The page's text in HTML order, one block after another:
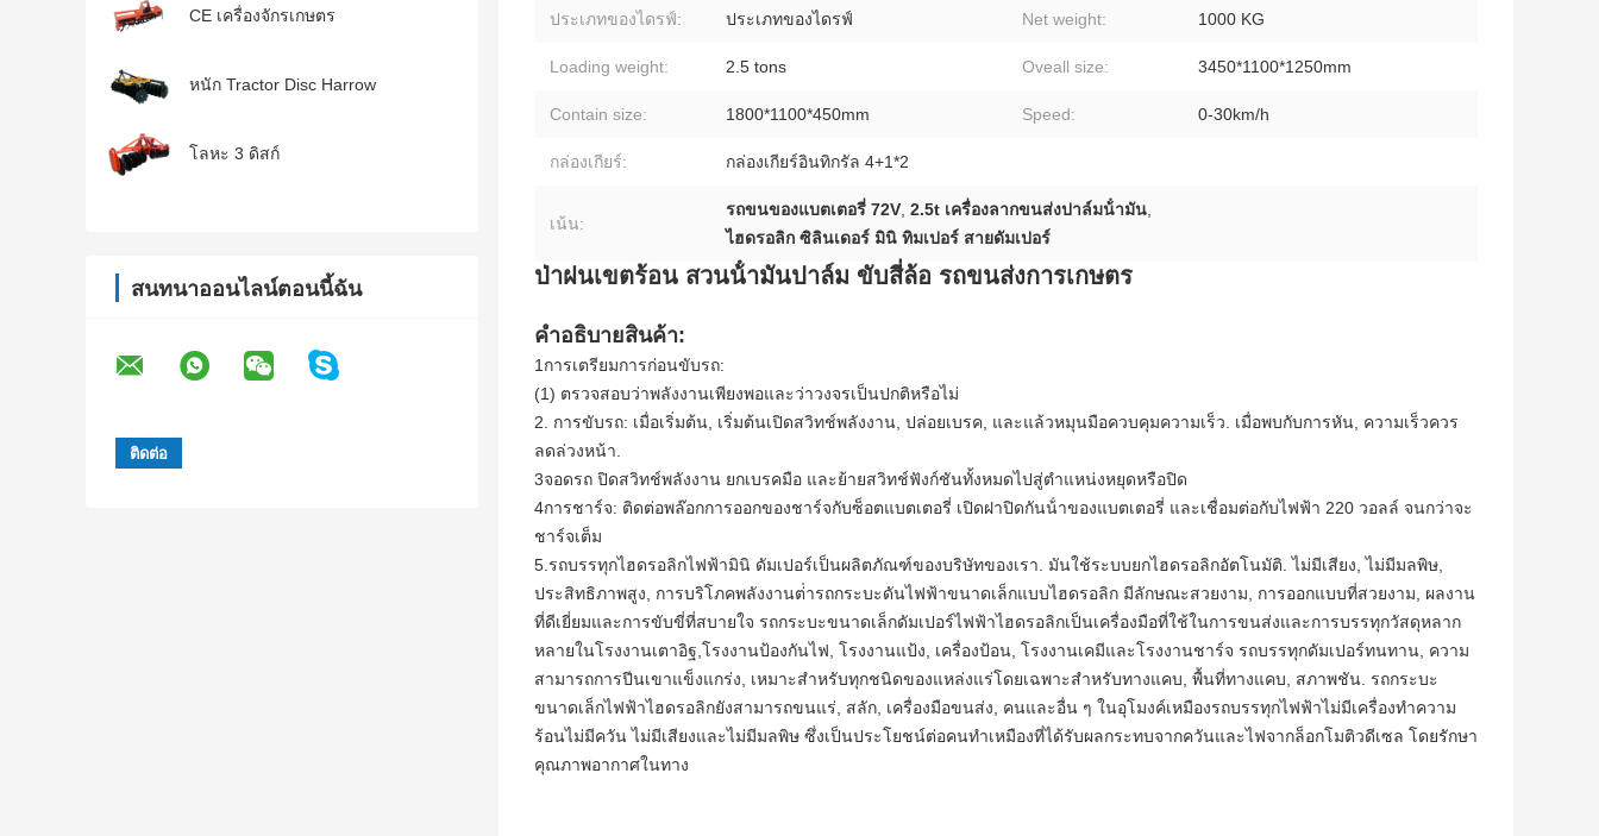
CE เครื่องจักรเกษตร
หนัก Tractor Disc Harrow
โลหะ 3 ดิสก์
สนทนาออนไลน์ตอนนี้ฉัน
ประเภทของไดรฟ์: ประเภทของไดรฟ์ Net weight: 1000 KG
Loading weight: 2.5 tons Oveall size: 3450*1100*1250mm
Contain size: 1800*1100*450mm Speed: 0-30km/h
กล่องเกียร์: กล่องเกียร์อินทิกรัล 4+1*2
เน้น:
รถขนของแบตเตอรี่ 72V, 2.5t เครื่องลากขนส่งปาล์มน้ํามัน,
ไฮดรอลิก ซิลินเดอร์ มินิ ทิมเปอร์ สายดัมเปอร์
ป่าฝนเขตร้อน สวนน้ํามันปาล์ม ขับสี่ล้อ รถขนส่งการเกษตร
คําอธิบายสินค้า:
1การเตรียมการก่อนขับรถ:
(1) ตรวจสอบว่าพลังงานเพียงพอและว่าวงจรเป็นปกติหรือไม่
2. การขับรถ: เมื่อเริ่มต้น, เริ่มต้นเปิดสวิทช์พลังงาน, ปล่อยเบรค, และแล้วหมุนมือควบคุมความเร็ว. เมื่อพบกับการหัน, ความเร็วควร
ลดล่วงหน้า.
3จอดรถ ปิดสวิทช์พลังงาน ยกเบรคมือ และย้ายสวิทช์ฟังก์ชันทั้งหมดไปสู่ตําแหน่งหยุดหรือปิด
4การชาร์จ: ติดต่อพล๊อกการออกของชาร์จกับซ็อตแบตเตอรี่ เปิดฝาปิดกันน้ําของแบตเตอรี่ และเชื่อมต่อกับไฟฟ้า 220 วอลล์ จนกว่าจะ
ชาร์จเต็ม
5.รถบรรทุกไฮดรอลิกไฟฟ้ามินิ ดัมเปอร์เป็นผลิตภัณฑ์ของบริษัทของเรา. มันใช้ระบบยกไฮดรอลิกอัตโนมัติ. ไม่มีเสียง, ไม่มีมลพิษ,
ประสิทธิภาพสูง, การบริโภคพลังงานต่ํารถกระบะดันไฟฟ้าขนาดเล็กแบบไฮดรอลิก มีลักษณะสวยงาม, การออกแบบที่สวยงาม, ผลงาน
ที่ดีเยี่ยมและการขับขี่ที่สบายใจ รถกระบะขนาดเล็กดัมเปอร์ไฟฟ้าไฮดรอลิกเป็นเครื่องมือที่ใช้ในการขนส่งและการบรรทุกวัสดุหลาก
หลายในโรงงานเตาอิฐ,โรงงานป้องกันไฟ, โรงงานแป้ง, เครื่องป้อน, โรงงานเคมีและโรงงานชาร์จ รถบรรทุกดัมเปอร์ทนทาน, ความ
สามารถการปีนเขาแข็งแกร่ง, เหมาะสําหรับทุกชนิดของแหล่งแร่โดยเฉพาะสําหรับทางแคบ, พื้นที่ทางแคบ, สภาพชัน. รถกระบะ
ขนาดเล็กไฟฟ้าไฮดรอลิกยังสามารถขนแร่, สลัก, เครื่องมือขนส่ง, คนและอื่น ๆ ในอุโมงค์เหมืองรถบรรทุกไฟฟ้าไม่มีเครื่องทําความ
ร้อนไม่มีควัน ไม่มีเสียงและไม่มีมลพิษ ซึ่งเป็นประโยชน์ต่อคนทําเหมืองที่ได้รับผลกระทบจากควันและไฟจากล็อกโมติวดีเซล โดยรักษา
คุณภาพอากาศในทาง